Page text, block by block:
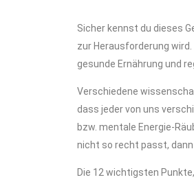
Sicher kennst du dieses
zur Herausforderung
gesunde Ernährung und
Verschiedene
dass jeder von uns
bzw. mentale Energie-
nicht so recht passt,
Die 12 wichtigsten